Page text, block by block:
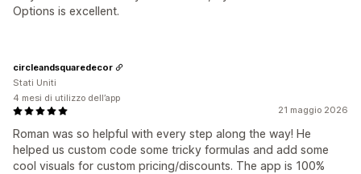
Options is excellent.
21 maggio 2026
Roman was so helpful with every step along the way! He
helped us custom code some tricky formulas and add some
cool visuals for custom pricing/discounts. The app is 100%
circleandsquaredecor
Stati Uniti
4 mesi di utilizzo dell’app